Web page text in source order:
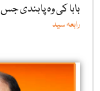
بابا کی وہ پابندی
رابعہ سید